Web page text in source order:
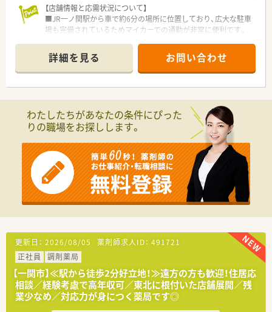
【店舗情報と応需状況について】
■JR一ノ関駅から車で約6分の場所に位置しており、広大な駐車
場も完備されているためマイカーでの通勤が非常に便利です。
面応需のスタイルで幅広い処方内容を経験することが可能で
す。
■薬剤師は常勤2名と派遣1名の体制で運営されており、一人ひ
とりが連携を取りながら日々の業務を円滑に進めています。
■ショッピングセンター内という特性を活かし、赤ちゃんから高
齢者まで多様な方と触れ合うことで地域貢献の実感が得られま
■面応需により多くの医療機関の処方に触れる機会があるため、
取り扱う品目数も多く、薬剤師としてのスキルアップに繋がりま
す。
■残業時間が適正に管理されているほか、育児や介護などライフ
ステージの変化に応じた支援体制が整っていることが大きな魅
力です。
■国内の小売業でトップクラスのシェアを誇る大手グループの
一員であり、安定した経営基盤のもとで安心して長く働けます。
■ショッピングセンターを地域医療の拠点と捉えており、調剤だ
けでなく健康をトータルサポートする店舗展開を行っていま
す。
■ヘルス＆ビューティーケア事業を中核に位置付け、地域のニー
ズを先取りするヘルスケアステーションの構築を目指していま
詳細を見る お問い合わせ
わたしたちがあなたの条件にぴった
りの職場をお探しします。
更新日： 2026/08/05 薬剤師求人ID： 491721
正社員
調剤薬局
【一関市】≪駅から徒歩2分好立地！≫遠方の方も歓迎！住居応
相談／経験考慮で高年収可／東北に根付いた店舗展開／残
業少なめ／対応力が身につく薬局です◎